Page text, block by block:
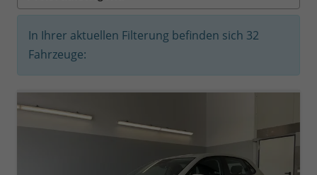
In Ihrer aktuellen Filterung befinden sich 32
Fahrzeuge: